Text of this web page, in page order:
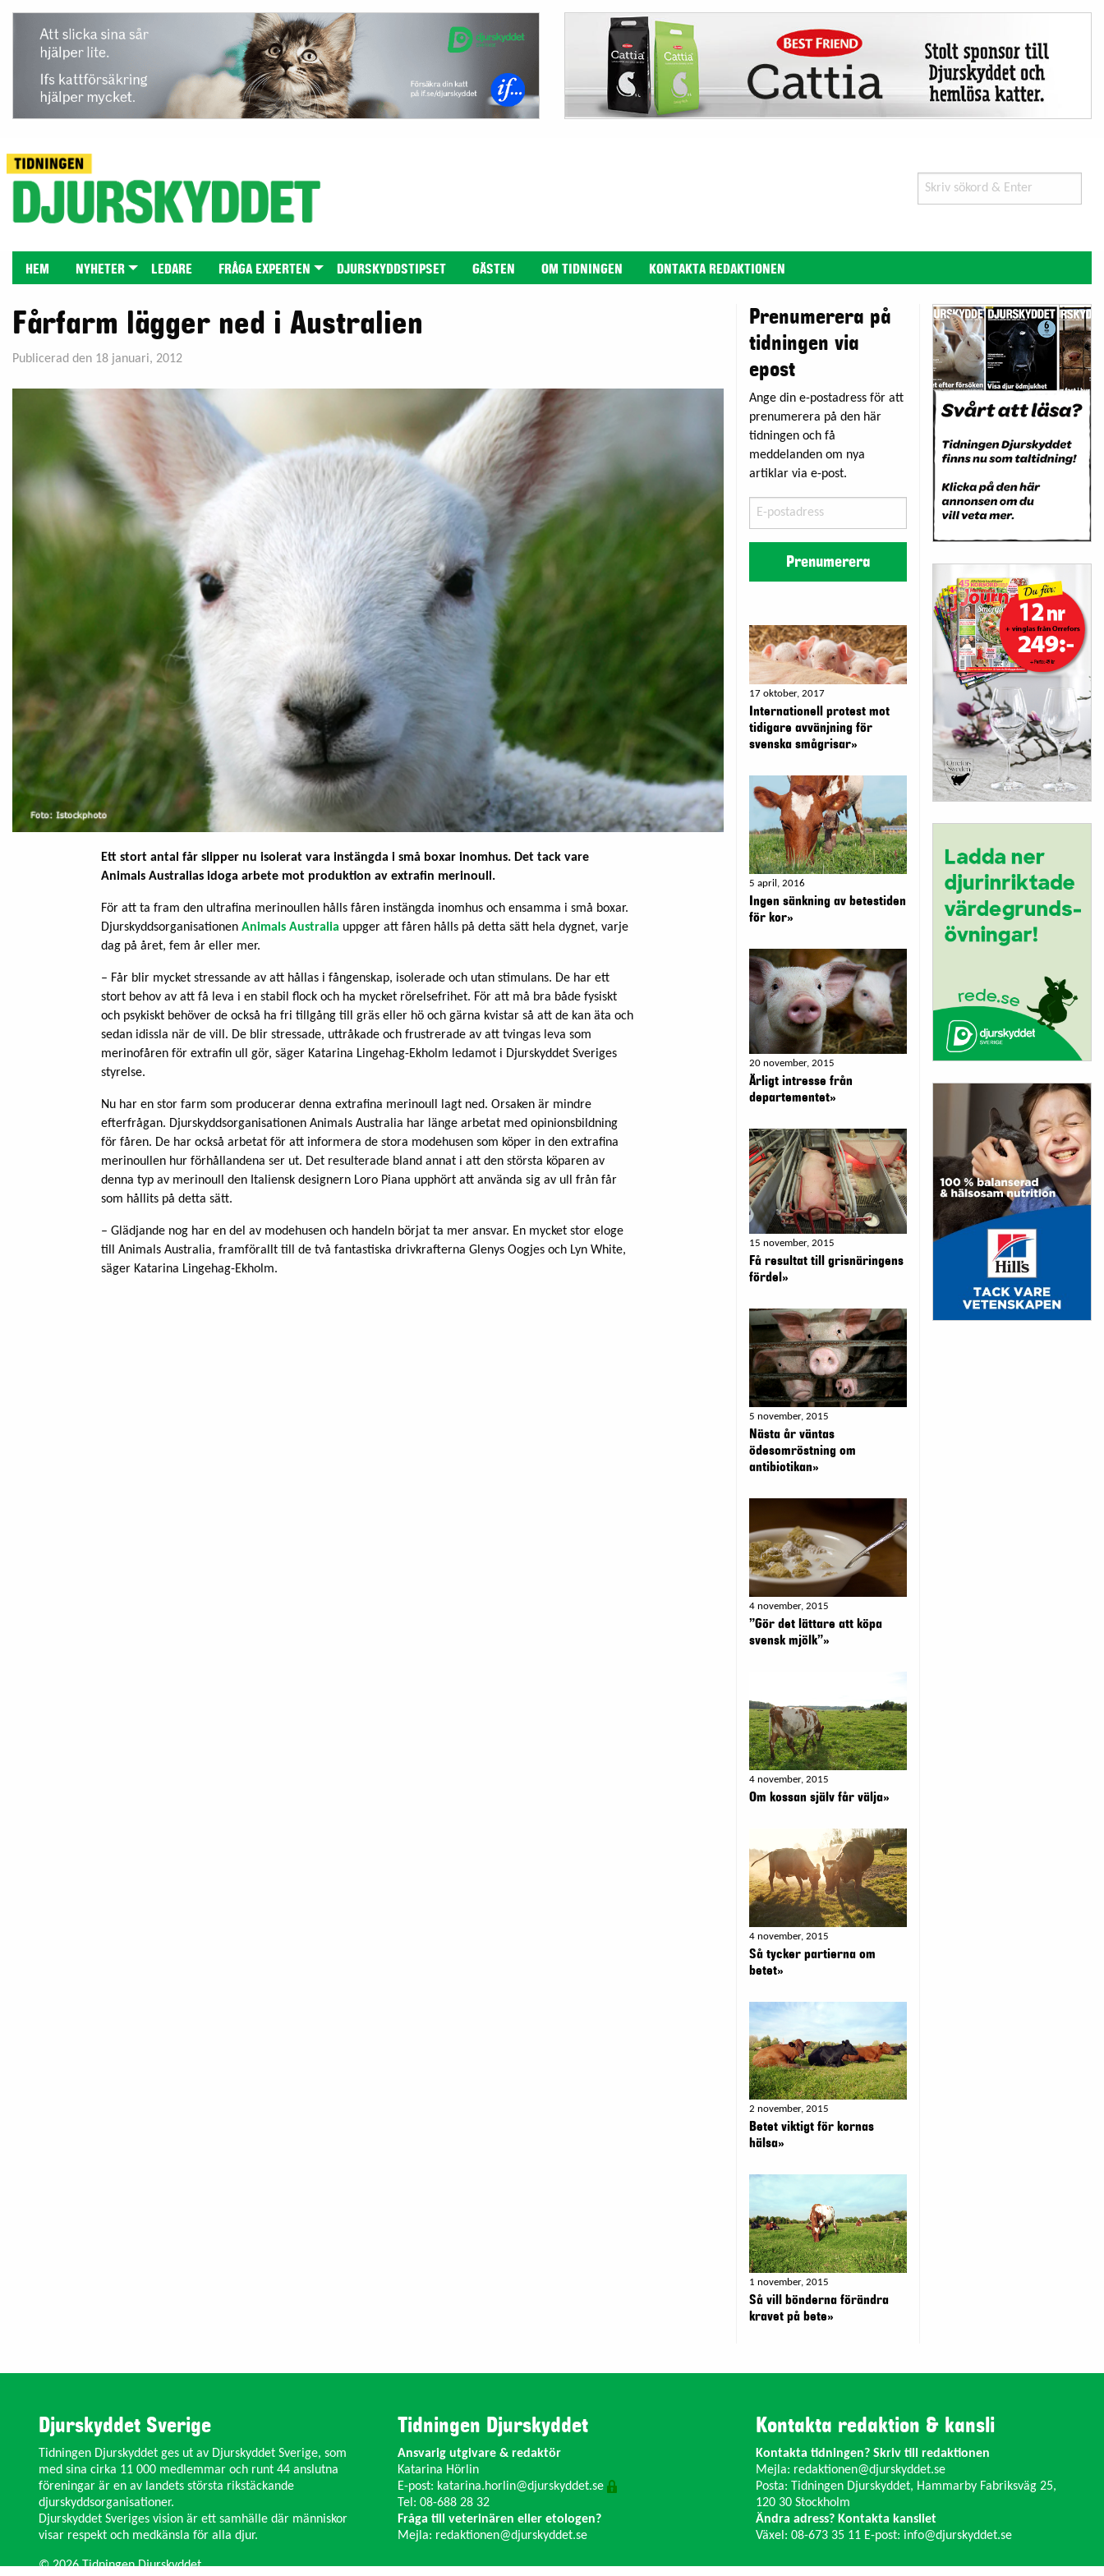
Search
for:
HEM NYHETER LEDARE FRÅGA EXPERTEN DJURSKYDDSTIPSET GÄSTEN OM TIDNINGEN KONTAKTA REDAKTIONEN
Fårfarm lägger ned i Australien
Publicerad den 18 januari, 2012
Ett stort antal får slipper nu isolerat vara instängda i små boxar inomhus. Det tack vare
Animals Australias idoga arbete mot produktion av extrafin merinoull.
För att ta fram den ultrafina merinoullen hålls fåren instängda inomhus och ensamma i små boxar.
Djurskyddsorganisationen Animals Australia uppger att fåren hålls på detta sätt hela dygnet, varje
dag på året, fem år eller mer.
– Får blir mycket stressande av att hållas i fångenskap, isolerade och utan stimulans. De har ett
stort behov av att få leva i en stabil flock och ha mycket rörelsefrihet. För att må bra både fysiskt
och psykiskt behöver de också ha fri tillgång till gräs eller hö och gärna kvistar så att de kan äta och
sedan idissla när de vill. De blir stressade, uttråkade och frustrerade av att tvingas leva som
merinofåren för extrafin ull gör, säger Katarina Lingehag-Ekholm ledamot i Djurskyddet Sveriges
styrelse.
Nu har en stor farm som producerar denna extrafina merinoull lagt ned. Orsaken är mindre
efterfrågan. Djurskyddsorganisationen Animals Australia har länge arbetat med opinionsbildning
för fåren. De har också arbetat för att informera de stora modehusen som köper in den extrafina
merinoullen hur förhållandena ser ut. Det resulterade bland annat i att den största köparen av
denna typ av merinoull den Italiensk designern Loro Piana upphört att använda sig av ull från får
som hållits på detta sätt.
– Glädjande nog har en del av modehusen och handeln börjat ta mer ansvar. En mycket stor eloge
till Animals Australia, framförallt till de två fantastiska drivkrafterna Glenys Oogjes och Lyn White,
säger Katarina Lingehag-Ekholm.
Prenumerera på
tidningen via
epost
Ange din e-postadress för att
prenumerera på den här
tidningen och få
meddelanden om nya
artiklar via e-post.
postadress
Prenumerera
17 oktober, 2017
Internationell protest mot
tidigare avvänjning för
svenska smågrisar»
5 april, 2016
Ingen sänkning av betestiden
för kor»
20 november, 2015
Ärligt intresse från
departementet»
15 november, 2015
Få resultat till grisnäringens
fördel»
5 november, 2015
Nästa år väntas
ödesomröstning om
antibiotikan»
4 november, 2015
”Gör det lättare att köpa
svensk mjölk”»
4 november, 2015
Om kossan själv får välja»
4 november, 2015
Så tycker partierna om
betet»
2 november, 2015
Betet viktigt för kornas
hälsa»
1 november, 2015
Så vill bönderna förändra
kravet på bete»
Djurskyddet Sverige
Tidningen Djurskyddet ges ut av Djurskyddet Sverige, som
med sina cirka 11 000 medlemmar och runt 44 anslutna
föreningar är en av landets största rikstäckande
djurskyddsorganisationer.
Djurskyddet Sveriges vision är ett samhälle där människor
visar respekt och medkänsla för alla djur.
Tidningen Djurskyddet
Ansvarig utgivare & redaktör
Katarina Hörlin
E-post: katarina.horlin@djurskyddet.se
Tel: 08-688 28 32
Fråga till veterinären eller etologen?
Mejla: redaktionen@djurskyddet.se
Kontakta redaktion & kansli
Kontakta tidningen? Skriv till redaktionen
Mejla: redaktionen@djurskyddet.se
Posta: Tidningen Djurskyddet, Hammarby Fabriksväg 25,
120 30 Stockholm
Ändra adress? Kontakta kansliet
Växel: 08-673 35 11 E-post: info@djurskyddet.se
© 2026 Tidningen Djurskyddet.